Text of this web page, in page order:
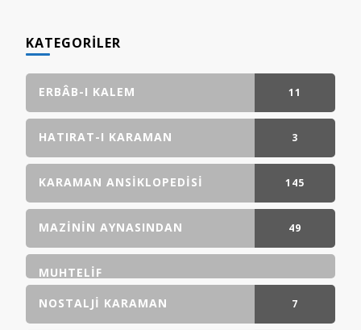
KATEGORILER
ERBÂB-I KALEM 11
GÖNDERI(LER)
HATIRAT-I KARAMAN 3
GÖNDERI(LER)
KARAMAN ANSIKLOPEDISI 145
GÖNDERI(LER)
MAZININ AYNASINDAN 49
MUHTELIF
NOSTALJI KARAMAN
7